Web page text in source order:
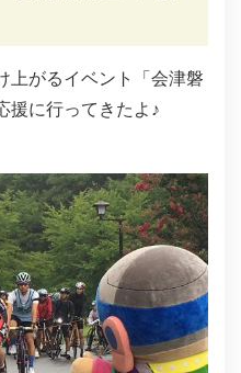
がるイベント「会津磐
援に行ってきたよ♪